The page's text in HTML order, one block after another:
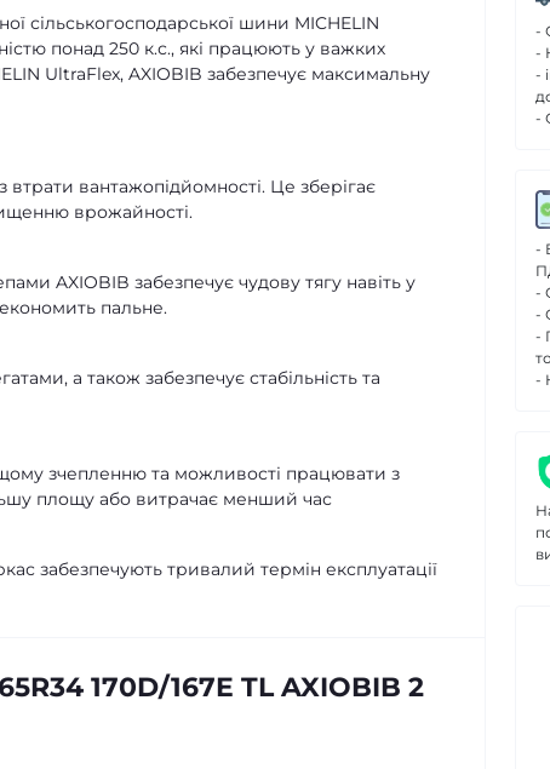
сільськогосподарської шини MICHELIN
понад 250 к.с., які працюють у важких
UltraFlex, AXIOBIB забезпечує максимальну
вантажопідйомності. Це зберігає
врожайності.
AXIOBIB забезпечує чудову тягу навіть у
пальне.
а також забезпечує стабільність та
зчепленню та можливості працювати з
площу або витрачає менший час
забезпечують тривалий термін експлуатації
170D/167E TL AXIOBIB 2
-
-
-
-
-
-
-
-
-